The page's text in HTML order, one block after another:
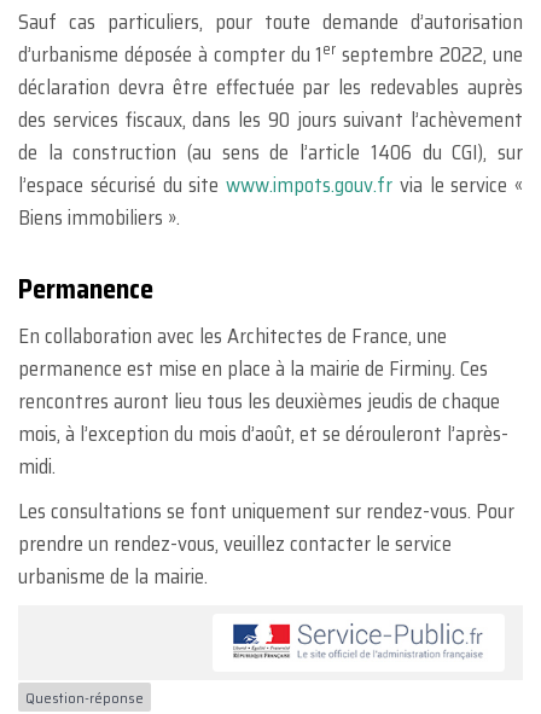
Sauf cas particuliers, pour toute demande d’autorisation
d’urbanisme déposée à compter du 1er septembre 2022, une
déclaration devra être effectuée par les redevables auprès
des services fiscaux, dans les 90 jours suivant l’achèvement
de la construction (au sens de l’article 1406 du CGI), sur
l’espace sécurisé du site www.impots.gouv.fr via le service «
Biens immobiliers ».
Permanence
En collaboration avec les Architectes de France, une
permanence est mise en place à la mairie de Firminy. Ces
rencontres auront lieu tous les deuxièmes jeudis de chaque
mois, à l’exception du mois d’août, et se dérouleront l’après-
midi.
Les consultations se font uniquement sur rendez-vous. Pour
prendre un rendez-vous, veuillez contacter le service
urbanisme de la mairie.
Question-réponse